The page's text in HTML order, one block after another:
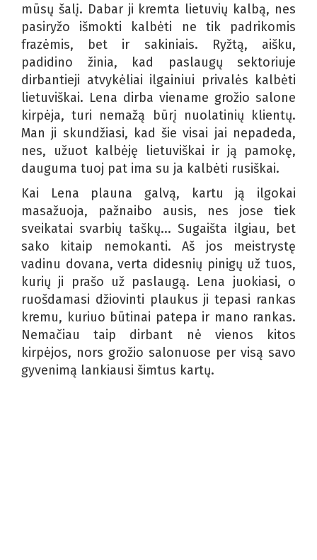
mūsų šalį. Dabar ji kremta lietuvių kalbą, nes
pasiryžo išmokti kalbėti ne tik padrikomis
frazėmis, bet ir sakiniais. Ryžtą, aišku,
padidino žinia, kad paslaugų sektoriuje
dirbantieji atvykėliai ilgainiui privalės kalbėti
lietuviškai. Lena dirba viename grožio salone
kirpėja, turi nemažą būrį nuolatinių klientų.
Man ji skundžiasi, kad šie visai jai nepadeda,
nes, užuot kalbėję lietuviškai ir ją pamokę,
dauguma tuoj pat ima su ja kalbėti rusiškai.
Kai Lena plauna galvą, kartu ją ilgokai
masažuoja, pažnaibo ausis, nes jose tiek
sveikatai svarbių taškų... Sugaišta ilgiau, bet
sako kitaip nemokanti. Aš jos meistrystę
vadinu dovana, verta didesnių pinigų už tuos,
kurių ji prašo už paslaugą. Lena juokiasi, o
ruošdamasi džiovinti plaukus ji tepasi rankas
kremu, kuriuo būtinai patepa ir mano rankas.
Nemačiau taip dirbant nė vienos kitos
kirpėjos, nors grožio salonuose per visą savo
gyvenimą lankiausi šimtus kartų.